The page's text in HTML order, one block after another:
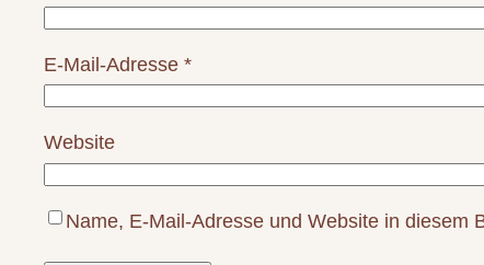
E-Mail-Adresse *
Website
Name, E-Mail-Adresse und Website in diesem